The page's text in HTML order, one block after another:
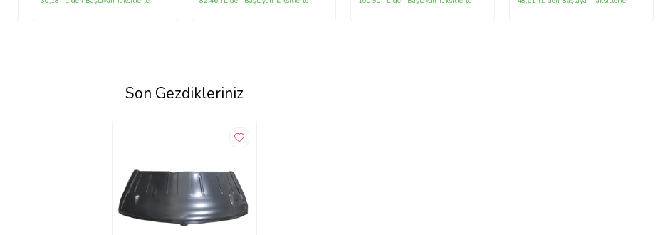
Son Gezdikleriniz